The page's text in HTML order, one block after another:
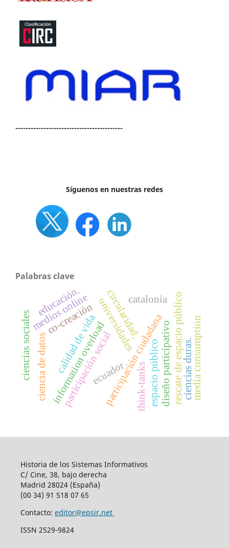
------------------------------------------
Síguenos en nuestras redes
Palabras clave
participación socialparticipación ciudadana
espacio públicodiseño participativo
calidad de vida rescate de espacio público
universidades
circularidad,
co-creación
think-tanks
ecuador
medios online
ciencias sociales ciencias duras.media consumption
information overload
catalonia
ciencia de datos
educación.
Historia de los Sistemas Informativos
C/ Cine, 38, bajo derecha
Madrid 28024 (España)
(00 34) 91 518 07 65
Contacto: editor@epsir.net
ISSN 2529-9824